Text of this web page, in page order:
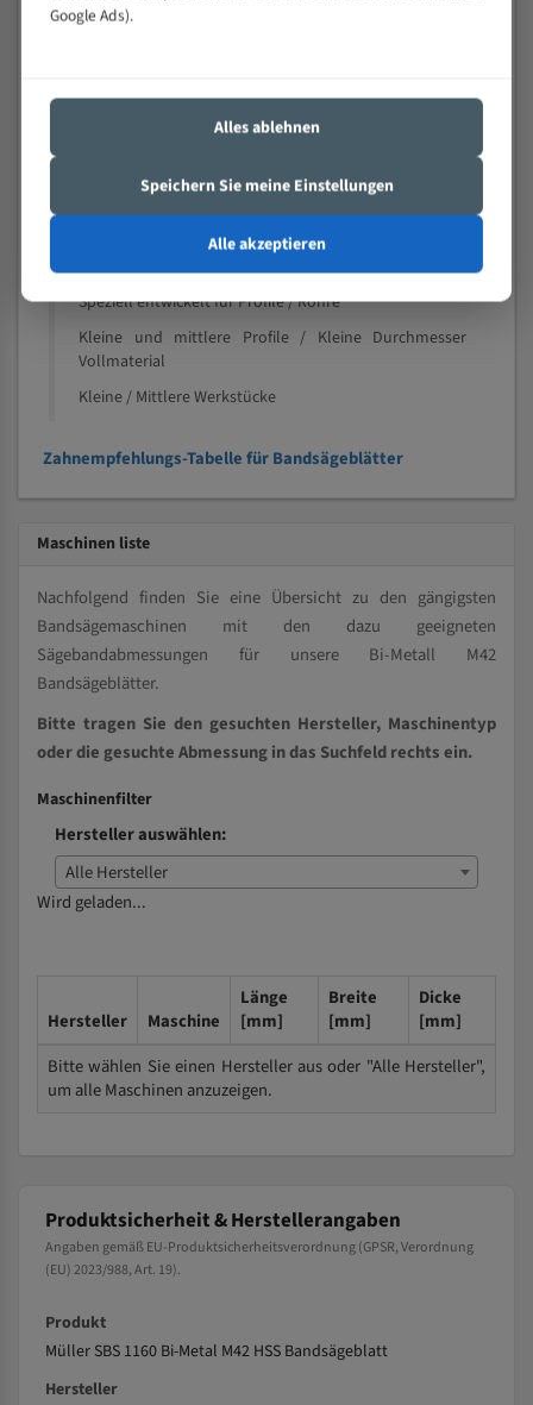
Positiver Spanwinkel
Legierte HSS-beschichtete Zahnspitzen
Spezielle Zahngeometrie und Zahnteilung
Materialien:
Nichteisenmetalle
Speziell entwickelt für Profile / Rohre
Kleine und mittlere Profile / Kleine Durchmesser
Vollmaterial
Kleine / Mittlere Werkstücke
Zahnempfehlungs-Tabelle für Bandsägeblätter
Maschinen liste
Nachfolgend finden Sie eine Übersicht zu den gängigsten
Bandsägemaschinen mit den dazu geeigneten
Sägebandabmessungen für unsere Bi-Metall M42
Bandsägeblätter.
Bitte tragen Sie den gesuchten Hersteller, Maschinentyp
oder die gesuchte Abmessung in das Suchfeld rechts ein.
Maschinenfilter
Hersteller auswählen:
Alle Hersteller
Wird geladen...
Hersteller Maschine
Länge
[mm]
Breite
[mm]
Dicke
[mm]
Bitte wählen Sie einen Hersteller aus oder "Alle Hersteller",
um alle Maschinen anzuzeigen.
Produktsicherheit & Herstellerangaben
Angaben gemäß EU-Produktsicherheitsverordnung (GPSR, Verordnung
(EU) 2023/988, Art. 19).
Produkt
Müller SBS 1160 Bi-Metal M42 HSS Bandsägeblatt
Hersteller
Google Ads).
Alles ablehnen
Speichern Sie meine Einstellungen
Alle akzeptieren